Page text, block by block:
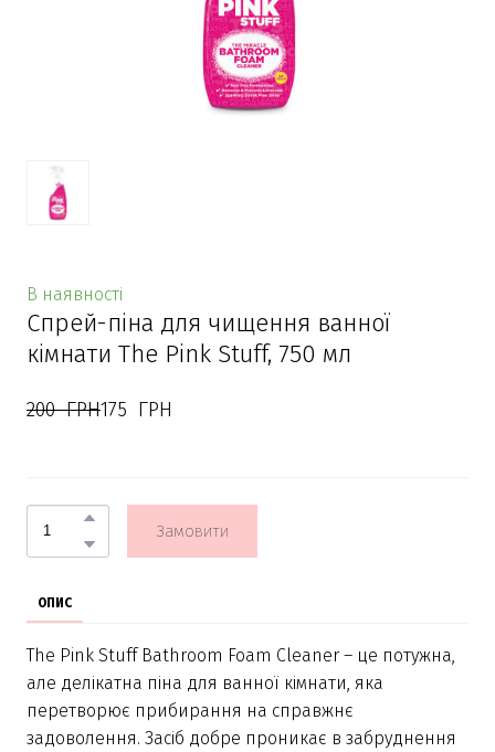
В наявності
Спрей-піна для чищення ванної
кімнати The Pink Stuff, 750 мл
200  ГРН175  ГРН
Замовити
ОПИС
The Pink Stuff Bathroom Foam Cleaner – це потужна,
але делікатна піна для ванної кімнати, яка
перетворює прибирання на справжнє
задоволення. Засіб добре проникає в забруднення